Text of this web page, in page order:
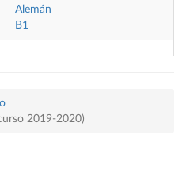
Alemán
B1
2019-2020)